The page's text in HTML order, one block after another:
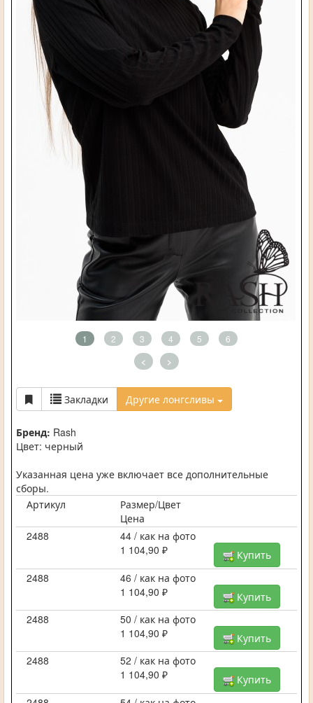
1 2 3 4 5 6
< >
Закладки Другие лонгсливы
Бренд: Rash
Цвет: черный
Указанная цена уже включает все дополнительные
сборы.
Артикул
Размер/Цвет
Цена
2488
44 / как на фото
1 104,90 ₽
Купить
2488
46 / как на фото
1 104,90 ₽
Купить
2488
50 / как на фото
1 104,90 ₽
Купить
2488
52 / как на фото
1 104,90 ₽
Купить